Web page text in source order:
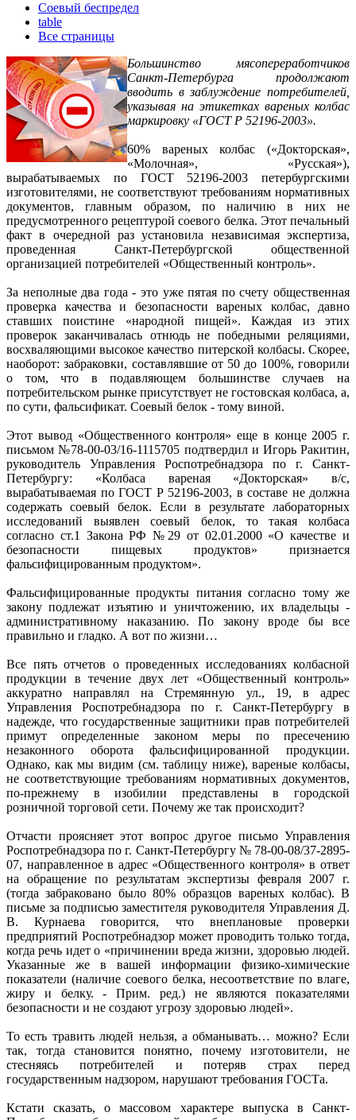
Соевый беспредел
table
Все страницы
Большинство мясопереработчиков
Санкт-Петербурга продолжают
вводить в заблуждение потребителей,
указывая на этикетках вареных колбас
маркировку «ГОСТ Р 52196-2003».
60% вареных колбас («Докторская»,
«Молочная», «Русская»),
вырабатываемых по ГОСТ 52196-2003 петербургскими
изготовителями, не соответствуют требованиям нормативных
документов, главным образом, по наличию в них не
предусмотренного рецептурой соевого белка. Этот печальный
факт в очередной раз установила независимая экспертиза,
проведенная Санкт-Петербургской общественной
организацией потребителей «Общественный контроль».
За неполные два года - это уже пятая по счету общественная
проверка качества и безопасности вареных колбас, давно
ставших поистине «народной пищей». Каждая из этих
проверок заканчивалась отнюдь не победными реляциями,
восхваляющими высокое качество питерской колбасы. Скорее,
наоборот: забраковки, составлявшие от 50 до 100%, говорили
о том, что в подавляющем большинстве случаев на
потребительском рынке присутствует не гостовская колбаса, а,
по сути, фальсификат. Соевый белок - тому виной.
Этот вывод «Общественного контроля» еще в конце 2005 г.
письмом №78-00-03/16-1115705 подтвердил и Игорь Ракитин,
руководитель Управления Роспотребнадзора по г. Санкт-
Петербургу: «Колбаса вареная «Докторская» в/с,
вырабатываемая по ГОСТ Р 52196-2003, в составе не должна
содержать соевый белок. Если в результате лабораторных
исследований выявлен соевый белок, то такая колбаса
согласно ст.1 Закона РФ №29 от 02.01.2000 «О качестве и
безопасности пищевых продуктов» признается
фальсифицированным продуктом».
Фальсифицированные продукты питания согласно тому же
закону подлежат изъятию и уничтожению, их владельцы -
административному наказанию. По закону вроде бы все
правильно и гладко. А вот по жизни…
Все пять отчетов о проведенных исследованиях колбасной
продукции в течение двух лет «Общественный контроль»
аккуратно направлял на Стремянную ул., 19, в адрес
Управления Роспотребнадзора по г. Санкт-Петербургу в
надежде, что государственные защитники прав потребителей
примут определенные законом меры по пресечению
незаконного оборота фальсифицированной продукции.
Однако, как мы видим (см. таблицу ниже), вареные колбасы,
не соответствующие требованиям нормативных документов,
по-прежнему в изобилии представлены в городской
розничной торговой сети. Почему же так происходит?
Отчасти проясняет этот вопрос другое письмо Управления
Роспотребнадзора по г. Санкт-Петербургу № 78-00-08/37-2895-
07, направленное в адрес «Общественного контроля» в ответ
на обращение по результатам экспертизы февраля 2007 г.
(тогда забраковано было 80% образцов вареных колбас). В
письме за подписью заместителя руководителя Управления Д.
В. Курнаева говорится, что внеплановые проверки
предприятий Роспотребнадзор может проводить только тогда,
когда речь идет о «причинении вреда жизни, здоровью людей.
Указанные же в вашей информации физико-химические
показатели (наличие соевого белка, несоответствие по влаге,
жиру и белку. - Прим. ред.) не являются показателями
безопасности и не создают угрозу здоровью людей».
То есть травить людей нельзя, а обманывать… можно? Если
так, тогда становится понятно, почему изготовители, не
стесняясь потребителей и потеряв страх перед
государственным надзором, нарушают требования ГОСТа.
Кстати сказать, о массовом характере выпуска в Санкт-